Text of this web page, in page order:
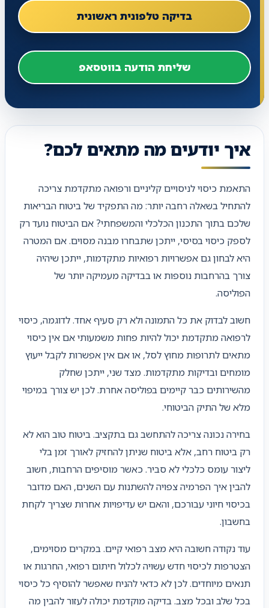
בדיקה טלפונית ראשונית
שליחת הודעה בווטסאפ
איך יודעים מה מתאים לכם?
התאמת כיסוי לניסויים קליניים ורפואה מתקדמת צריכה
להתחיל בשאלה רחבה יותר: מה התפקיד של ביטוח הבריאות
שלכם בתוך התכנון הכלכלי והמשפחתי? אם הביטוח נועד רק
לספק כיסוי בסיסי, ייתכן שתבחרו מבנה מסוים. אם המטרה
היא לבחון גם אפשרויות רפואיות מתקדמות, ייתכן שיהיה
צורך בהרחבות נוספות או בבדיקה מעמיקה יותר של
הפוליסה.
חשוב לבדוק את כל התמונה ולא רק סעיף אחד. לדוגמה, כיסוי
לרפואה מתקדמת יכול להיות פחות משמעותי אם אין כיסוי
מתאים לתרופות מחוץ לסל, או אם אין אפשרות לקבל ייעוץ
מומחים ובדיקות מתקדמות. מצד שני, ייתכן שחלק
מהשירותים כבר קיימים בפוליסה אחרת. לכן יש צורך במיפוי
מלא של התיק הביטוחי.
בחירה נכונה צריכה להתחשב גם בתקציב. ביטוח טוב הוא לא
רק ביטוח רחב, אלא ביטוח שניתן להחזיק לאורך זמן בלי
ליצור עומס כלכלי לא סביר. כאשר מוסיפים הרחבות, חשוב
להבין איך הפרמיה צפויה להשתנות עם השנים, האם מדובר
בכיסוי חיוני עבורכם, והאם יש עדיפויות אחרות שצריך לקחת
בחשבון.
עוד נקודה חשובה היא מצב רפואי קיים. במקרים מסוימים,
הצטרפות לכיסוי חדש עשויה לכלול חיתום רפואי, החרגות או
תנאים מיוחדים. לכן לא כדאי להניח שאפשר להוסיף כל כיסוי
בכל שלב ובכל מצב. בדיקה מוקדמת יכולה לעזור להבין מה